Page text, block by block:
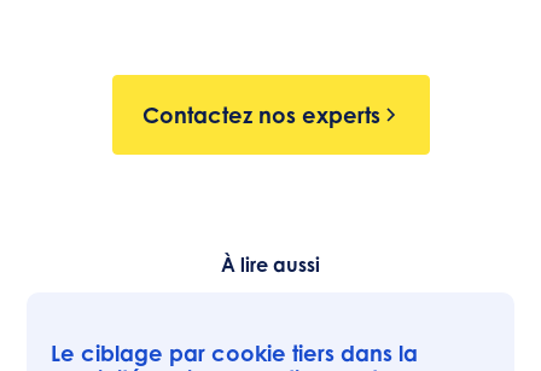
Contactez nos experts
À lire aussi
Le ciblage par cookie tiers dans la